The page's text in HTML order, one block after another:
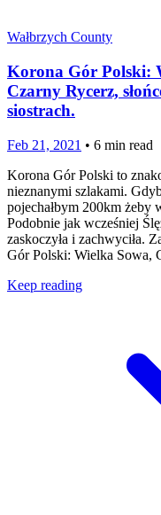
Wałbrzych County
Korona Gór Polski:
Czarny Rycerz,
siostrach.
Feb 21, 2021 • 6 min read
Korona Gór Polski to
nieznanymi szlakami.
pojechałbym 200km żeby
Podobnie jak wcześniej
zaskoczyła i zachwyciła.
Gór Polski: Wielka Sowa,
Keep reading